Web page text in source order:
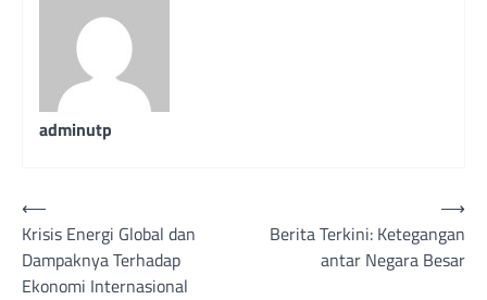
adminutp
Post
navigation
⟵
Krisis Energi Global dan
Dampaknya Terhadap
Ekonomi Internasional
Berita Terkini: Ketegangan
antar Negara Besar
⟶